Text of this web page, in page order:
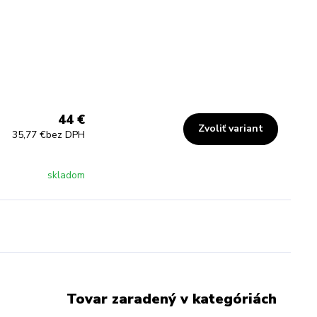
44 €
35,77 €bez DPH
skladom
Zvoliť variant
Tovar zaradený v kategóriách